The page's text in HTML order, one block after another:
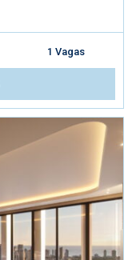
1 Vagas